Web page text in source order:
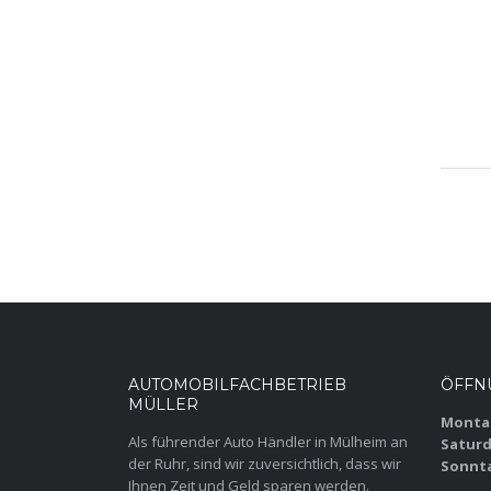
AUTOMOBILFACHBETRIEB
MÜLLER
Als führender Auto Händler in Mülheim an
der Ruhr, sind wir zuversichtlich, dass wir
Ihnen Zeit und Geld sparen werden.